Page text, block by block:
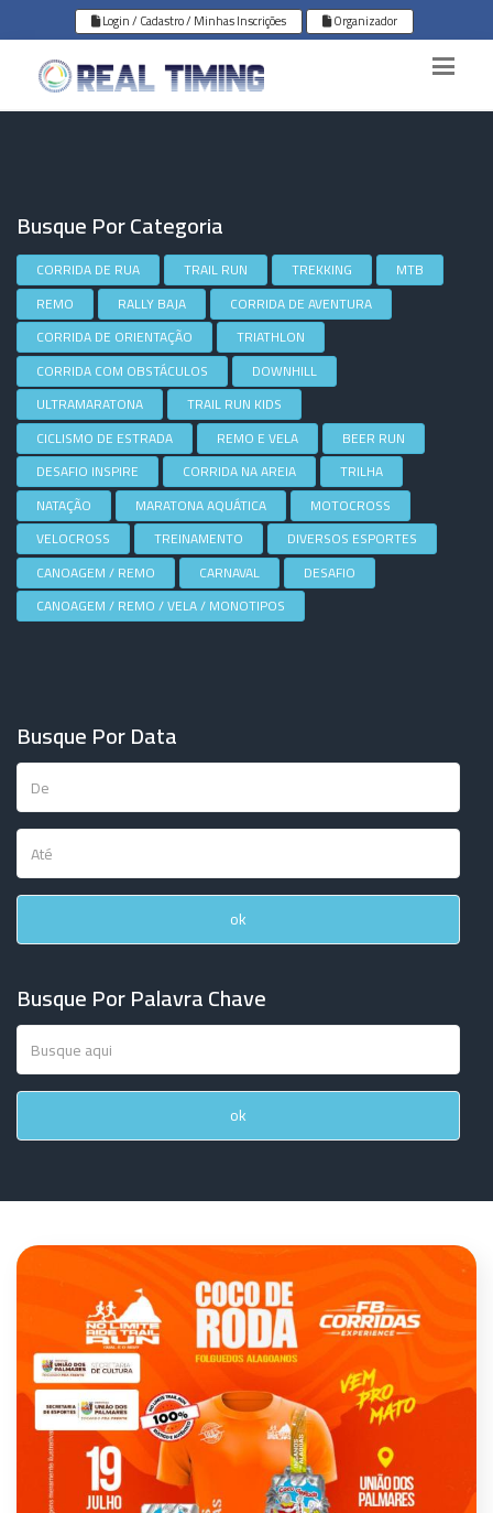
Login / Cadastro / Minhas Inscrições Organizador
Busque Por Categoria
CORRIDA DE RUA TRAIL RUN TREKKING
MTB
REMO
RALLY BAJA
CORRIDA DE AVENTURA
CORRIDA DE ORIENTAÇÃO
TRIATHLON
CORRIDA COM OBSTÁCULOS
DOWNHILL
ULTRAMARATONA
TRAIL RUN KIDS
CICLISMO DE ESTRADA
REMO E VELA
BEER RUN
DESAFIO INSPIRE
CORRIDA NA AREIA
TRILHA
NATAÇÃO
MARATONA AQUÁTICA
MOTOCROSS
VELOCROSS
TREINAMENTO
DIVERSOS ESPORTES
CANOAGEM / REMO
CARNAVAL
DESAFIO
CANOAGEM / REMO / VELA / MONOTIPOS
Busque Por Data
Busque Por Palavra Chave